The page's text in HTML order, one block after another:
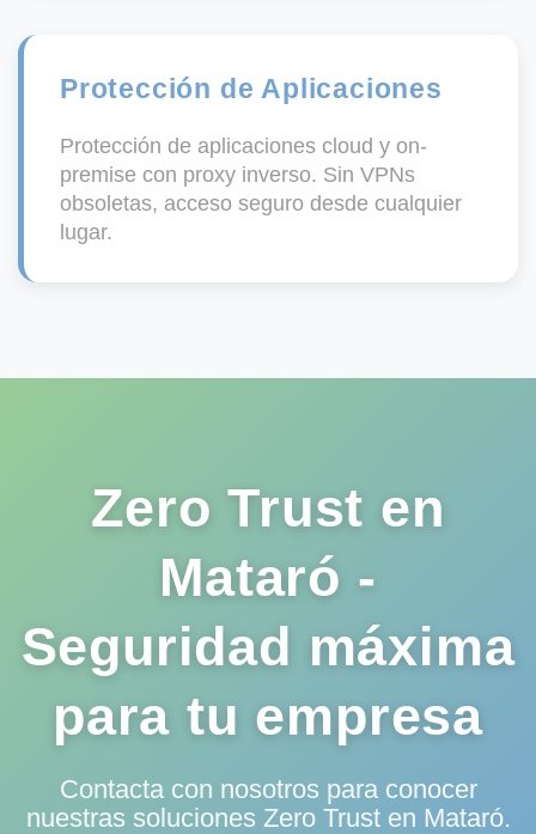
Protección de Aplicaciones
Protección de aplicaciones cloud y on-
premise con proxy inverso. Sin VPNs
obsoletas, acceso seguro desde cualquier
lugar.
Zero Trust en
Mataró -
Seguridad máxima
para tu empresa
Contacta con nosotros para conocer
nuestras soluciones Zero Trust en Mataró.